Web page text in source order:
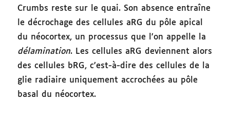
Crumbs reste sur le quai. Son absence entraîne
le décrochage des cellules aRG du pôle apical
du néocortex, un processus que l’on appelle la
délamination. Les cellules aRG deviennent alors
des cellules bRG, c’est-à-dire des cellules de la
glie radiaire uniquement accrochées au pôle
basal du néocortex.